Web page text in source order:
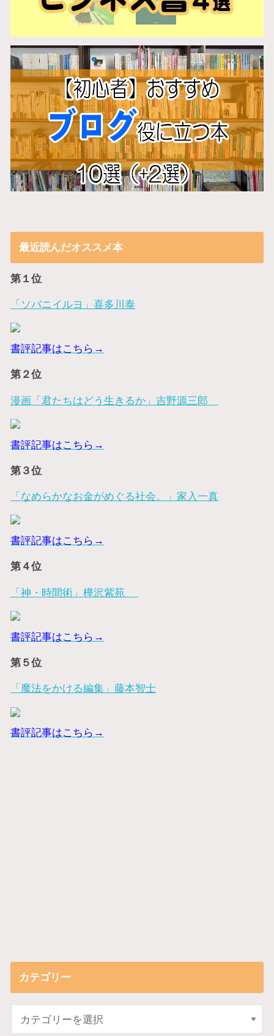
最近読んだオススメ本
第１位
「ソバニイルヨ」喜多川泰
書評記事はこちら→
第２位
漫画「君たちはどう生きるか」吉野源三郎
書評記事はこちら→
第３位
「なめらかなお金がめぐる社会。」家入一真
書評記事はこちら→
第４位
「神・時間術」樺沢紫苑
書評記事はこちら→
第５位
「魔法をかける編集」藤本智士
書評記事はこちら→
カテゴリー